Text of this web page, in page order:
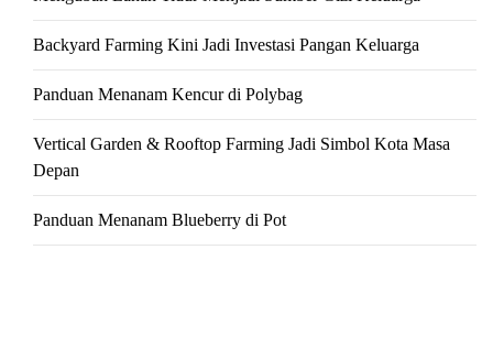
Backyard Farming Kini Jadi Investasi Pangan Keluarga
Panduan Menanam Kencur di Polybag
Vertical Garden & Rooftop Farming Jadi Simbol Kota Masa
Depan
Panduan Menanam Blueberry di Pot